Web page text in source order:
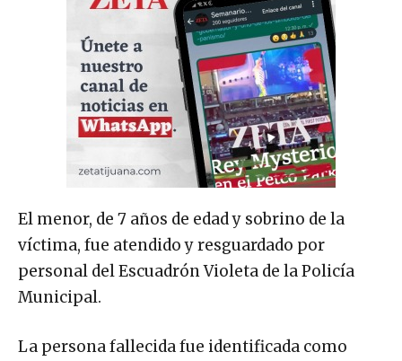
El menor, de 7 años de edad y sobrino de la
víctima, fue atendido y resguardado por
personal del Escuadrón Violeta de la Policía
Municipal.
La persona fallecida fue identificada como